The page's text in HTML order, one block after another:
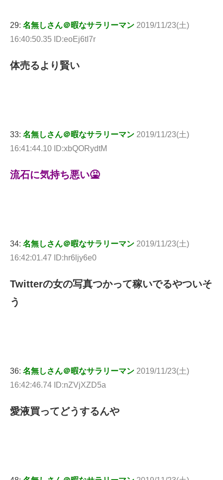
29: 名無しさん＠暇なサラリーマン 2019/11/23(土)
16:40:50.35 ID:eoEj6tI7r
体売るより賢い
33: 名無しさん＠暇なサラリーマン 2019/11/23(土)
16:41:44.10 ID:xbQORydtM
流石に気持ち悪い🤮
34: 名無しさん＠暇なサラリーマン 2019/11/23(土)
16:42:01.47 ID:hr6ljy6e0
Twitterの女の写真つかって稼いでるやついそ
う
36: 名無しさん＠暇なサラリーマン 2019/11/23(土)
16:42:46.74 ID:nZVjXZD5a
愛液買ってどうするんや